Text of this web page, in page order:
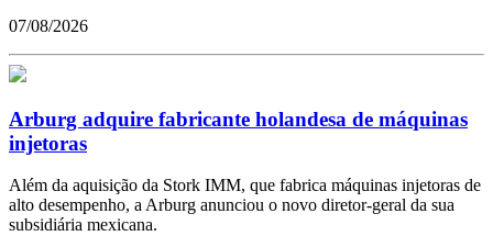
07/08/2026
Arburg adquire fabricante holandesa de máquinas
injetoras
Além da aquisição da Stork IMM, que fabrica máquinas injetoras de
alto desempenho, a Arburg anunciou o novo diretor-geral da sua
subsidiária mexicana.